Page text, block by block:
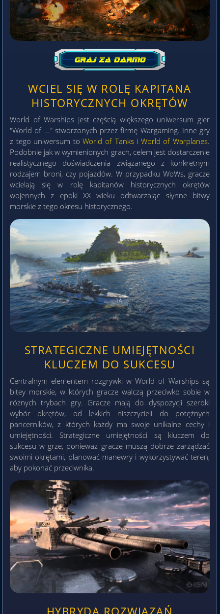
WCIEL SIĘ W ROLĘ KAPITANA
HISTORYCZNYCH OKRĘTÓW
World of Warships jest częścią większego uniwersum gier
"World of ..." stworzonych przez firmę Wargaming. Inne gry
z tego uniwersum toWorld of Tanksi World of Warplanes.
Podobnie jak w wymienionych grach, celem jest dostarczenie
realistycznego doświadczenia związanego z konkretnym
rodzajem broni, czy pojazdów. W przypadku WoWs, gracze
wcielają się w rolę kapitanów historycznych okrętów
wojennych z epoki XX wieku odtwarzając słynne bitwy
morskie z tego okresu historycznego.
STRATEGICZNE UMIEJĘTNOŚCI
KLUCZEM DO SUKCESU
Centralnym elementem rozgrywki w World of Warships są
bitey morskie, w których gracze walczą przeciwko sobie w
różnych trybach gry. Gracze mają do dyspozycji szeroki
wybór okrętów, od lekkich niszczycieli do potężnych
pancerników, z których każdy ma swoje unikalne cechy i
umiejętności. Strategiczne umiejętności są kluczem do
sukcesu w grze, ponieważ gracze muszą dobrze zarządzać
swoimi okrętami, planować manewry i wykorzystywać teren,
aby pokonać przeciwnika.